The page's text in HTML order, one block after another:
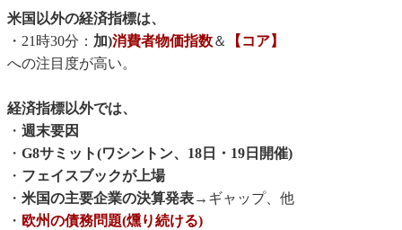
米国以外の経済指標は、
・21時30分： 加)消費者物価指数＆
【コア】
への注目度が高い。
経済指標以外では、
・ 週末要因
・ G8サミット(ワシントン、18日・19日開催)
・ フェイスブックが上場
・ 米国の主要企業の決算発表→ギャップ、他
・ 欧州の債務問題(燻り続ける)